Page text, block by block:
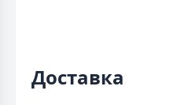
Доставка